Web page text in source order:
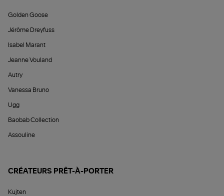
Golden Goose
Jérôme Dreyfuss
Isabel Marant
Jeanne Vouland
Autry
Vanessa Bruno
Ugg
Baobab Collection
Assouline
CRÉATEURS PRÊT-À-PORTER
Kujten